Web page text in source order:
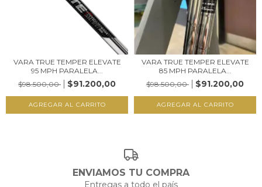
VARA TRUE TEMPER ELEVATE
95 MPH PARALELA...
$98.500,00
$91.200,00
AGREGAR AL CARRITO
VARA TRUE TEMPER ELEVATE
85 MPH PARALELA...
$98.500,00
$91.200,00
AGREGAR AL CARRITO
ENVIAMOS TU COMPRA
Entregas a todo el país